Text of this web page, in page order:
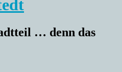
… denn das